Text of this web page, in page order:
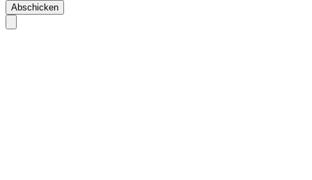
Abschicken